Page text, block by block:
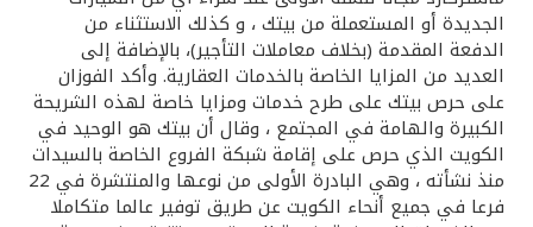
الجديدة أو المستعملة من بيتك ، و كذلك الاستثناء من
الدفعة المقدمة (بخلاف معاملات التأجير)، بالإضافة إلى
العديد من المزايا الخاصة بالخدمات العقارية. وأكد الفوزان
على حرص بيتك على طرح خدمات ومزايا خاصة لهذه الشريحة
الكبيرة والهامة في المجتمع ، وقال أن بيتك هو الوحيد في
الكويت الذي حرص على إقامة شبكة الفروع الخاصة بالسيدات
منذ نشأته ، وهي البادرة الأولى من نوعها والمنتشرة في 22
فرعا في جميع أنحاء الكويت عن طريق توفير عالما متكاملا